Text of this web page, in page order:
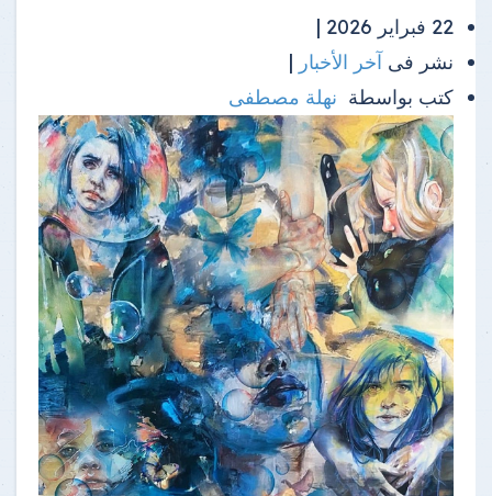
22 فبراير 2026 |
نشر فى آخر الأخبار |
كتب بواسطة نهلة مصطفى